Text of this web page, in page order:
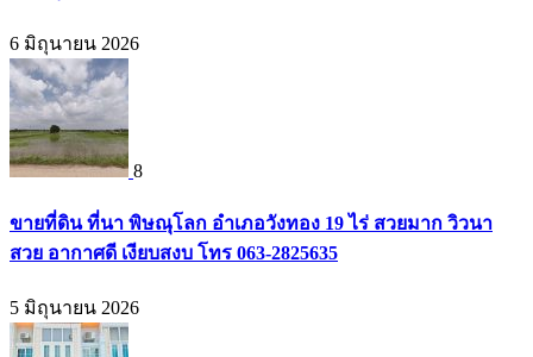
6 มิถุนายน 2026
8
ขายที่ดิน ที่นา พิษณุโลก อำเภอวังทอง 19 ไร่ สวยมาก วิวนา
สวย อากาศดี เงียบสงบ โทร 063-2825635
5 มิถุนายน 2026